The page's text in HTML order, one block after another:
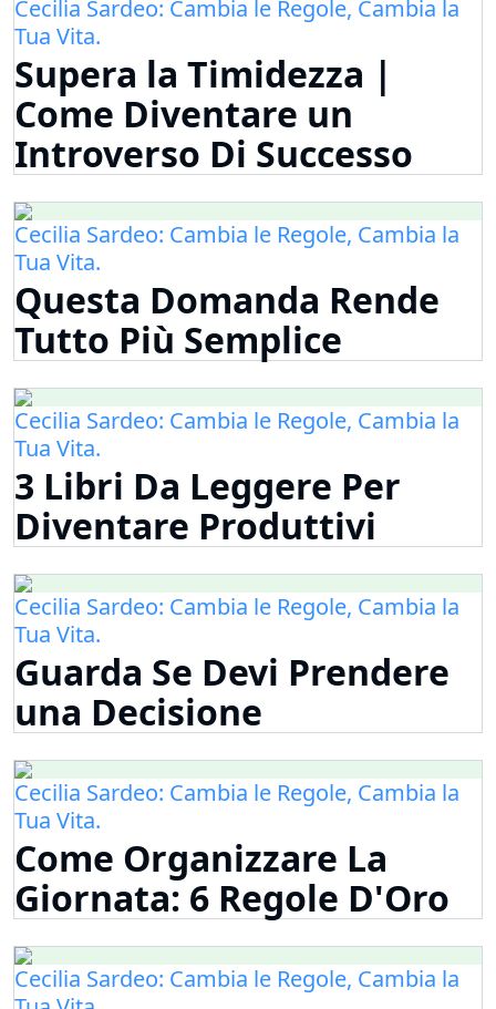
Cecilia Sardeo: Cambia le Regole, Cambia la
Tua Vita.
Supera la Timidezza |
Come Diventare un
Introverso Di Successo
Cecilia Sardeo: Cambia le Regole, Cambia la
Tua Vita.
Questa Domanda Rende
Tutto Più Semplice
Cecilia Sardeo: Cambia le Regole, Cambia la
Tua Vita.
3 Libri Da Leggere Per
Diventare Produttivi
Cecilia Sardeo: Cambia le Regole, Cambia la
Tua Vita.
Guarda Se Devi Prendere
una Decisione
Cecilia Sardeo: Cambia le Regole, Cambia la
Tua Vita.
Come Organizzare La
Giornata: 6 Regole D'Oro
Cecilia Sardeo: Cambia le Regole, Cambia la